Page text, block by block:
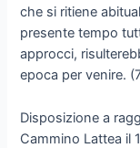
che si ritiene
presente tempo
approcci,
epoca per venire.
Disposizione a
Cammino Lattea il